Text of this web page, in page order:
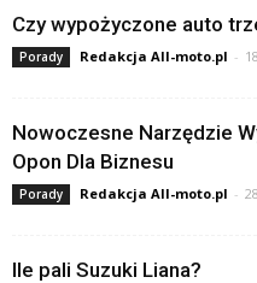
Czy wypożyczone auto
Porady Redakcja All-moto.pl -
Nowoczesne Narzędzie
Opon Dla Biznesu
Porady Redakcja All-moto.pl -
Ile pali Suzuki Liana?